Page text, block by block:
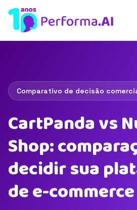
Comparativo de decisão
CartPanda vs
Shop:
decidir sua
de e-commerce